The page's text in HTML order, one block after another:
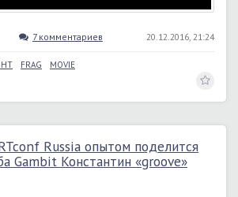
7 комментариев 20.12.2016, 21:24
FRAG MOVIE
Russia опытом поделится
Gambit Константин «groove»